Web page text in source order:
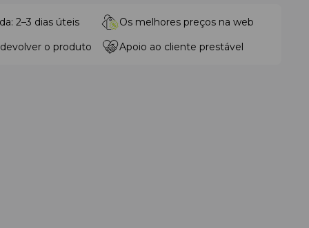
2–3 dias úteis
Os melhores preços na web
o produto
Apoio ao cliente prestável